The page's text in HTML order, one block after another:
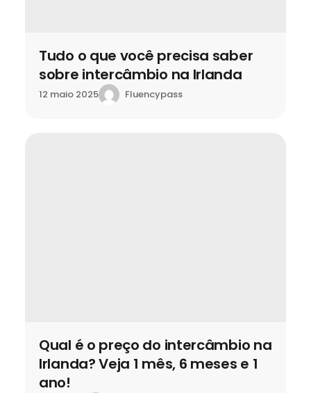
Tudo o que você precisa saber
sobre intercâmbio na Irlanda
12 maio 2025 Fluencypass
Qual é o preço do intercâmbio na
Irlanda? Veja 1 mês, 6 meses e 1
ano!